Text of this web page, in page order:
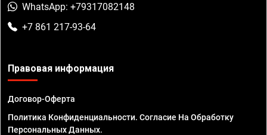
WhatsApp: +79317082148
+7 861 217-93-64
Правовая информация
Договор-Оферта
Политика Конфиденциальности. Согласие На Обработку
Персональных Данных.